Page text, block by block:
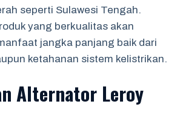
seperti Sulawesi Tengah.
yang berkualitas akan
jangka panjang baik dari
ketahanan sistem kelistrikan.
Alternator Leroy